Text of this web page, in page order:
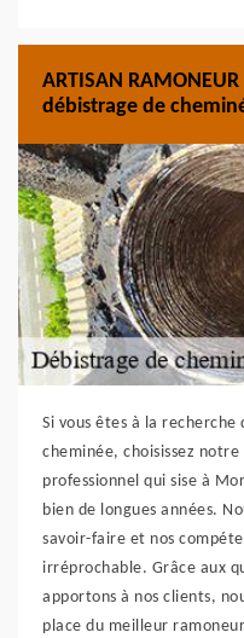
ARTISAN
débistrage de
Si vous êtes à la
cheminée, choisissez
professionnel qui sise à
bien de longues années.
savoir-faire et nos
irréprochable. Grâce aux
apportons à nos clients,
place du meilleur